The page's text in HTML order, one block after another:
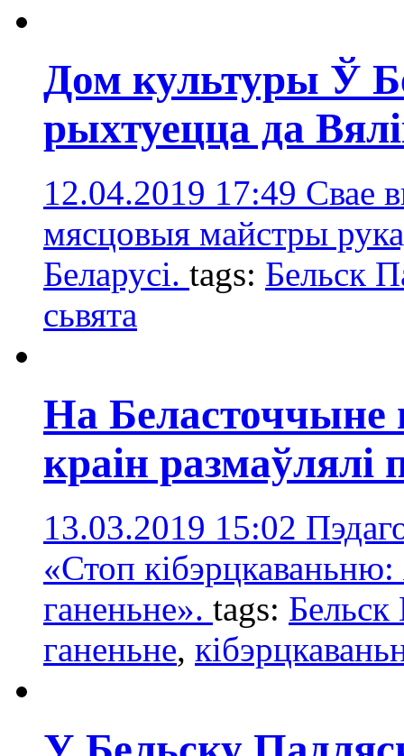
Дом культуры Ў
рыхтуецца да
12.04.2019 17:49 Свае
мясцовыя майстры
Беларусі. tags: Бельск
сьвята
На Беласточчыне
краін размаўлялі
13.03.2019 15:02
«Стоп кібэрцкаваньню:
ганеньне». tags: Бельск
ганеньне,